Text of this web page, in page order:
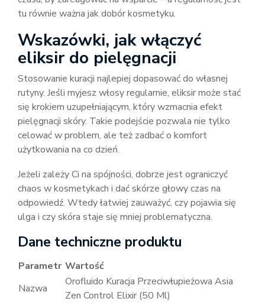
tu równie ważna jak dobór kosmetyku.
Wskazówki, jak włączyć
eliksir do pielęgnacji
Stosowanie kuracji najlepiej dopasować do własnej
rutyny. Jeśli myjesz włosy regularnie, eliksir może stać
się krokiem uzupełniającym, który wzmacnia efekt
pielęgnacji skóry. Takie podejście pozwala nie tylko
celować w problem, ale też zadbać o komfort
użytkowania na co dzień.
Jeżeli zależy Ci na spójności, dobrze jest ograniczyć
chaos w kosmetykach i dać skórze głowy czas na
odpowiedź. Wtedy łatwiej zauważyć, czy pojawia się
ulga i czy skóra staje się mniej problematyczna.
Dane techniczne produktu
Parametr Wartość
Nazwa
Orofluido Kuracja Przeciwłupieżowa Asia
Zen Control Elixir (50 Ml)